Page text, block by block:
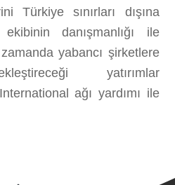
Türkiye sınırları dışına
danışmanlığı ile
yabancı şirketlere
yatırımlar
ağı yardımı ile